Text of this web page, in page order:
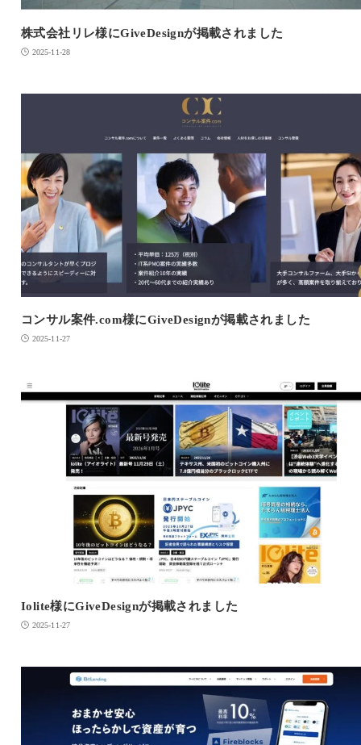
株式会社リレ様にGiveDesignが掲載されました
2025-11-28
コンサル案件.com様にGiveDesignが掲載されました
2025-11-27
Iolite様にGiveDesignが掲載されました
2025-11-27